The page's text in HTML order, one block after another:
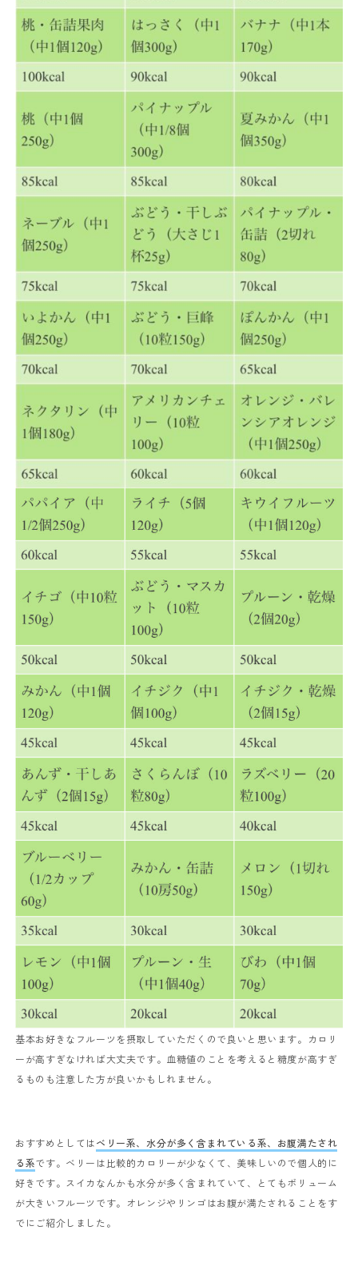
基本お好きなフルーツを摂取していただくので良いと思います。カロリ
ーが高すぎなければ大丈夫です。血糖値のことを考えると糖度が高すぎ
るものも注意した方が良いかもしれません。
おすすめとしてはベリー系、水分が多く含まれている系、お腹満たされ
る系です。ベリーは比較的カロリーが少なくて、美味しいので個人的に
好きです。スイカなんかも水分が多く含まれていて、とてもボリューム
が大きいフルーツです。オレンジやリンゴはお腹が満たされることをす
でにご紹介しました。